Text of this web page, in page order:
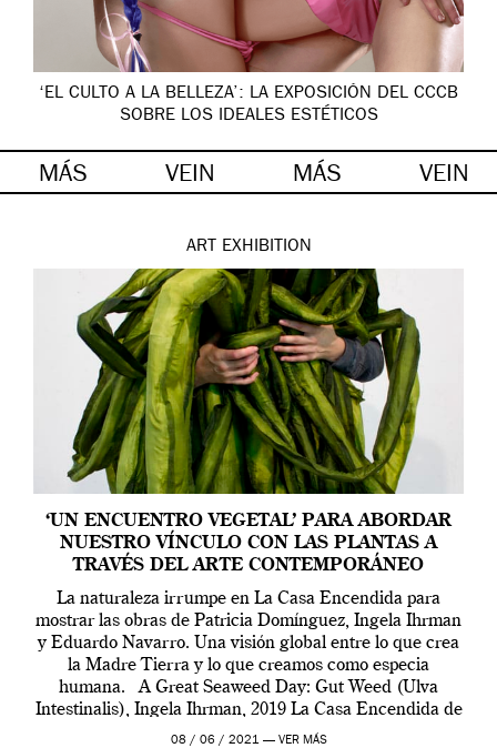
‘EL CULTO A LA BELLEZA’: LA EXPOSICIÓN DEL CCCB
SOBRE LOS IDEALES ESTÉTICOS
MÁS VEIN MÁS VEIN
ART EXHIBITION
‘UN ENCUENTRO VEGETAL’ PARA ABORDAR
NUESTRO VÍNCULO CON LAS PLANTAS A
TRAVÉS DEL ARTE CONTEMPORÁNEO
La naturaleza irrumpe en La Casa Encendida para
mostrar las obras de Patricia Domínguez, Ingela Ihrman
y Eduardo Navarro. Una visión global entre lo que crea
la Madre Tierra y lo que creamos como especia
humana. A Great Seaweed Day: Gut Weed (Ulva
Intestinalis), Ingela Ihrman, 2019 La Casa Encendida de
Madrid y la Wellcome […]
08 / 06 / 2021 — VER MÁS